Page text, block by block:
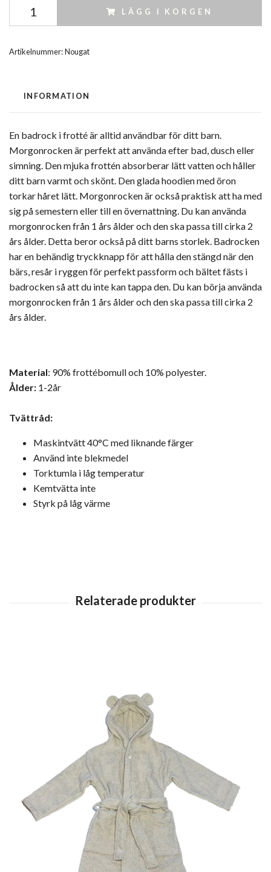
LÄGG I KORGEN
Artikelnummer:Nougat
INFORMATION
En badrock i frotté är alltid användbar för ditt barn.
Morgonrocken är perfekt att använda efter bad, dusch eller
simning. Den mjuka frottén absorberar lätt vatten och håller
ditt barn varmt och skönt. Den glada hoodien med öron
torkar håret lätt. Morgonrocken är också praktisk att ha med
sig på semestern eller till en övernattning. Du kan använda
morgonrocken från 1 års ålder och den ska passa till cirka 2
års ålder. Detta beror också på ditt barns storlek. Badrocken
har en behändig tryckknapp för att hålla den stängd när den
bärs, resår i ryggen för perfekt passform och bältet fästs i
badrocken så att du inte kan tappa den. Du kan börja använda
morgonrocken från 1 års ålder och den ska passa till cirka 2
års ålder.
Material: 90% frottébomull och 10% polyester.
Ålder: 1-2år
Tvättråd:
Maskintvätt 40°C med liknande färger
Använd inte blekmedel
Torktumla i låg temperatur
Kemtvätta inte
Styrk på låg värme